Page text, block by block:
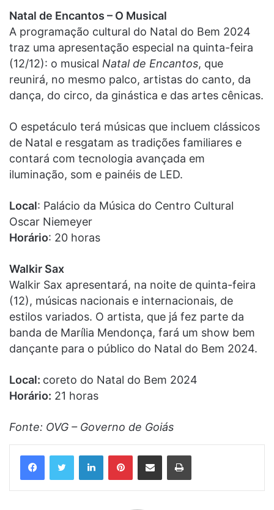
Natal de Encantos – O Musical
A programação cultural do Natal do Bem 2024
traz uma apresentação especial na quinta-feira
(12/12): o musical Natal de Encantos, que
reunirá, no mesmo palco, artistas do canto, da
dança, do circo, da ginástica e das artes cênicas.
O espetáculo terá músicas que incluem clássicos
de Natal e resgatam as tradições familiares e
contará com tecnologia avançada em
iluminação, som e painéis de LED.
Local: Palácio da Música do Centro Cultural
Oscar Niemeyer
Horário: 20 horas
Walkir Sax
Walkir Sax apresentará, na noite de quinta-feira
(12), músicas nacionais e internacionais, de
estilos variados. O artista, que já fez parte da
banda de Marília Mendonça, fará um show bem
dançante para o público do Natal do Bem 2024.
Local: coreto do Natal do Bem 2024
Horário: 21 horas
Fonte: OVG – Governo de Goiás
LinkedinPinterestCompartilhar via e-mail Imprimir